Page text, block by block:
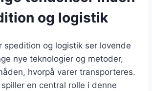
og logistik
spedition og logistik ser lovende
nye teknologier og metoder,
hvorpå varer transporteres.
en central rolle i denne